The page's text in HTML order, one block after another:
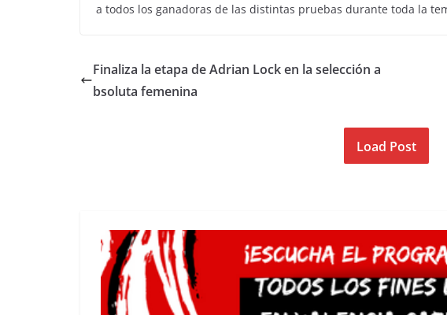
a todos los ganadoras de las distintas pruebas durante toda la
Finaliza la etapa de Adrian Lock en la selección a
bsoluta femenina
Load Post